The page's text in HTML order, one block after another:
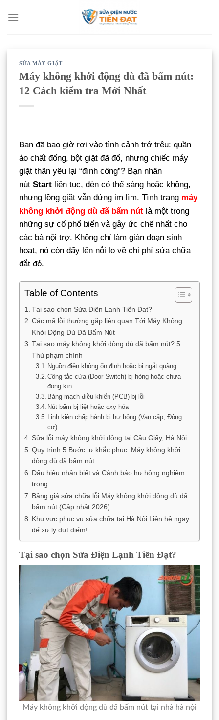
qua
SỬA MÁY GIẶT
Máy không khởi động dù đã bấm nút:
12 Cách kiểm tra Mới Nhất
Bạn đã bao giờ rơi vào tình cảnh trớ trêu: quần
áo chất đống, bột giặt đã đổ, nhưng chiếc máy
giặt thân yêu lại “đình công”? Bạn nhấn
nút Start liên tục, đèn có thể sáng hoặc không,
nhưng lồng giặt vẫn đứng im lìm. Tình trạng máy
không khởi động dù đã bấm nút là một trong
những sự cố phổ biến và gây ức chế nhất cho
các bà nội trợ. Không chỉ làm gián đoạn sinh
hoạt, nó còn dấy lên nỗi lo về chi phí sửa chữa
đắt đỏ.
Table of Contents
Tại sao chọn Sửa Điện Lạnh Tiến Đạt?
Các mã lỗi thường gặp liên quan Tới Máy Không
Khởi Động Dù Đã Bấm Nút
Tại sao máy không khởi động dù đã bấm nút? 5
Thủ phạm chính
Nguồn điện không ổn định hoặc bị ngắt quãng
Công tắc cửa (Door Switch) bị hỏng hoặc chưa
đóng kín
Bảng mạch điều khiển (PCB) bị lỗi
Nút bấm bị liệt hoặc oxy hóa
Linh kiện chấp hành bị hư hỏng (Van cấp, Động
cơ)
Sửa lỗi máy không khởi động tại Cầu Giấy, Hà Nội
Quy trình 5 Bước tự khắc phục: Máy không khởi
động dù đã bấm nút
Dấu hiệu nhận biết và Cảnh báo hư hỏng nghiêm
trọng
Bảng giá sửa chữa lỗi Máy không khởi động dù đã
bấm nút (Cập nhật 2026)
Khu vực phục vụ sửa chữa tại Hà Nội Liên hệ ngay
để xử lý dứt điểm!
Tại sao chọn Sửa Điện Lạnh Tiến Đạt?
Máy không khởi động dù đã bấm nút tại nhà hà nội